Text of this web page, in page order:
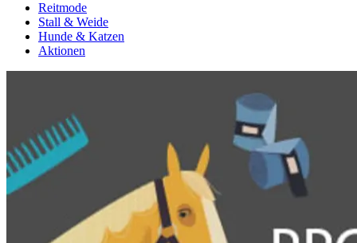
Reitmode
Stall & Weide
Hunde & Katzen
Aktionen